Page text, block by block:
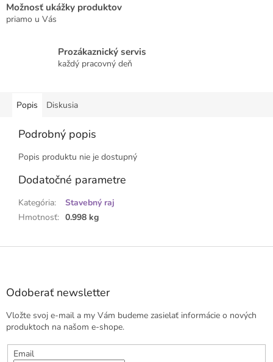
Možnosť ukážky produktov
priamo u Vás
Prozákaznický servis
každý pracovný deň
Popis Diskusia
Podrobný popis
Popis produktu nie je dostupný
Dodatočné parametre
Kategória:
Stavebný raj
Hmotnosť: 0.998 kg
Z
Odoberať newsletter
Vložte svoj e-mail a my Vám budeme zasielať informácie o nových
produktoch na našom e-shope.
Email